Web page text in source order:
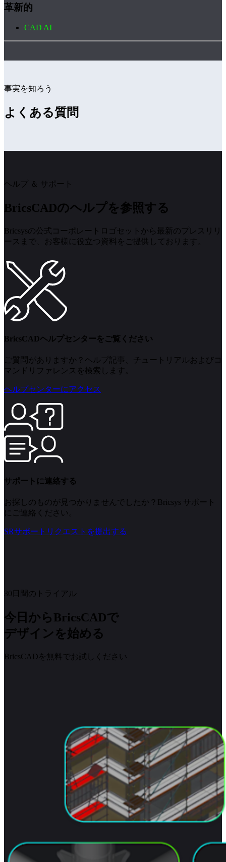
革新的
CAD AI
事実を知ろう
よくある質問
ヘルプ ＆ サポート
BricsCADのヘルプを参照する
Bricsysの公式コーポレートロゴセットから最新のプレスリリ
ースまで、お客様に役立つ資料をご提供しております。
BricsCADヘルプセンターをご覧ください
ご質問がありますか？ヘルプ記事、チュートリアルおよびコ
マンドリファレンスを検索します。
ヘルプセンターにアクセス
サポートに連絡する
お探しのものが見つかりませんでしたか？Bricsys サポート
にご連絡ください。
SRサポートリクエストを提出する
30日間のトライアル
今日からBricsCADで
デザインを始める
BricsCADを無料でお試しください